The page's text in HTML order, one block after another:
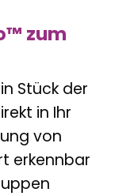
zum
Stück der
in Ihr
von
erkennbar